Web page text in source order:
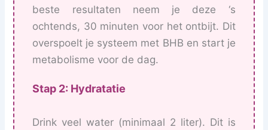
beste resultaten neem je deze ‘s
ochtends, 30 minuten voor het ontbijt. Dit
overspoelt je systeem met BHB en start je
metabolisme voor de dag.
Stap 2: Hydratatie
Drink veel water (minimaal 2 liter). Dit is